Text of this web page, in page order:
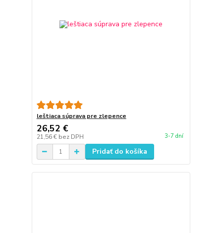
leštiaca súprava pre zlepence
26,52 €
21,56 € bez DPH 3-7 dní
Pridať do košíka